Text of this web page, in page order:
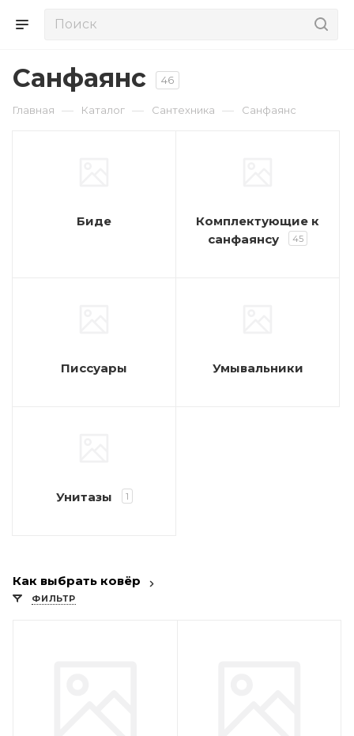
Санфаянс 46
Главная — Каталог — Сантехника — Санфаянс
Биде
Комплектующие к
санфаянсу
45
Писсуары Умывальники
Унитазы 1
Как выбрать ковёр
ФИЛЬТР